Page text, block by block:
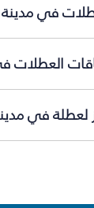
في
العطلات
لعطلة في